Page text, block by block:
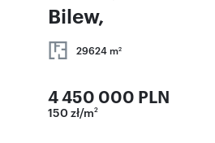
Bilew,
29624 m2
4 450 000 PLN
150 zł/m2